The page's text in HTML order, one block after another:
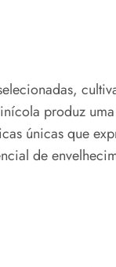
produz
únicas que
de